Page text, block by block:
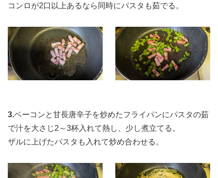
コンロが2口以上あるなら同時にパスタも茹でる。
3.ベーコンと甘長唐辛子を炒めたフライパンにパスタの茹
で汁を大さじ2～3杯入れて熱し、少し煮立てる。
ザルに上げたパスタも入れて炒め合わせる。